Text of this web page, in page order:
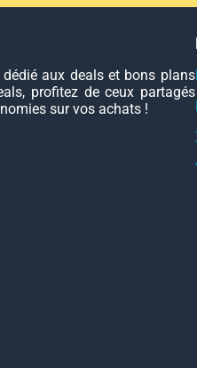
aux deals et bons plans
profitez de ceux partagés
sur vos achats !